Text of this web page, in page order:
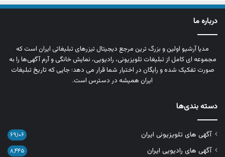
درباره ما
مدیا آرشیو اولین و بزرگ‌ ترین مرجع دیجیتال تیزرهای تبلیغاتی ایران است که
مجموعه‌ ای کامل از تبلیغات تلویزیونی، رادیویی، نمایش خانگی و آرم‌ آگهی‌ها را به‌
صورت تفکیک‌ شده و رایگان در اختیار شما قرار می‌ دهد؛ جایی که تاریخ تبلیغات
ایران همیشه در دسترس است.
دسته بندی‌ها
آگهی های تلویزیونی ایران ۶۹,۱۰۶
آگهی های رادیویی ایران ۸,۴۴۵